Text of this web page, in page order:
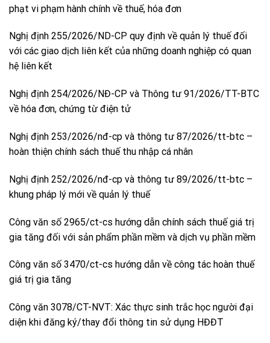
phạt vi phạm hành chính về thuế, hóa đơn
Nghị định 255/2026/ND-CP quy định về quản lý thuế đối
với các giao dịch liên kết của những doanh nghiệp có quan
hệ liên kết
Nghị định 254/2026/NĐ-CP và Thông tư 91/2026/TT-BTC
về hóa đơn, chứng từ điện tử
Nghị định 253/2026/nđ-cp và thông tư 87/2026/tt-btc –
hoàn thiện chính sách thuế thu nhập cá nhân
Nghị định 252/2026/nđ-cp và thông tư 89/2026/tt-btc –
khung pháp lý mới về quản lý thuế
Công văn số 2965/ct-cs hướng dẫn chính sách thuế giá trị
gia tăng đối với sản phẩm phần mềm và dịch vụ phần mềm
Công văn số 3470/ct-cs hướng dẫn về công tác hoàn thuế
giá trị gia tăng
Công văn 3078/CT-NVT: Xác thực sinh trắc học người đại
diện khi đăng ký/thay đổi thông tin sử dụng HĐĐT